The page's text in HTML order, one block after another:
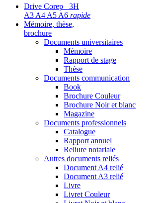
Drive Corep 3H
A3 A4 A5 A6 rapide
Mémoire, thèse,
brochure
Documents universitaires
Mémoire
Rapport de stage
Thèse
Documents communication
Book
Brochure Couleur
Brochure Noir et blanc
Magazine
Documents professionnels
Catalogue
Rapport annuel
Reliure notariale
Autres documents reliés
Document A4 relié
Document A3 relié
Livre
Livret Couleur